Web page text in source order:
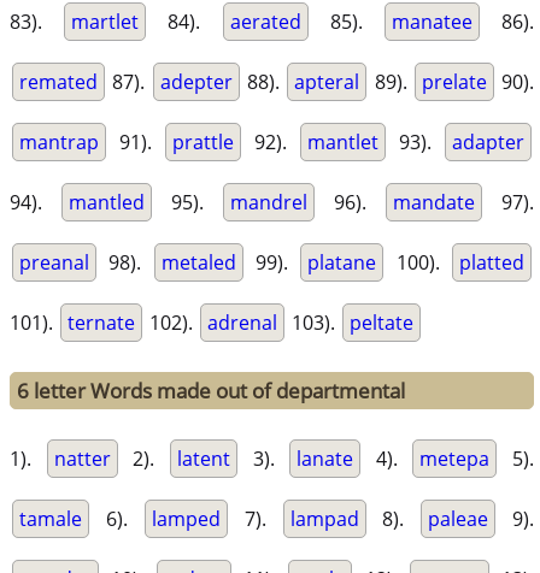
83). martlet 84). aerated 85). manatee 86).
remated 87). adepter 88). apteral 89). prelate 90).
mantrap 91). prattle 92). mantlet 93). adapter
94). mantled 95). mandrel 96). mandate 97).
preanal 98). metaled 99). platane 100). platted
101). ternate 102). adrenal 103). peltate
6 letter Words made out of departmental
1). natter 2). latent 3). lanate 4). metepa 5).
tamale 6). lamped 7). lampad 8). paleae 9).